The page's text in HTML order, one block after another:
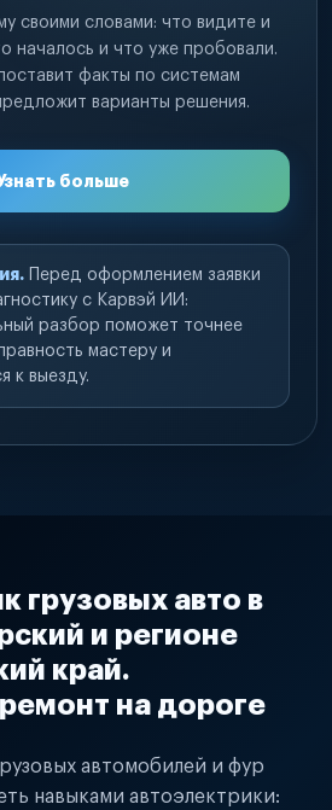
своими словами: что видите и
началось и что уже пробовали.
факты по системам
варианты решения.
больше
Перед оформлением заявки
с Карвэй ИИ:
разбор поможет точнее
мастеру и
к выезду.
грузовых авто в
и регионе
край.
на дороге
автомобилей и фур
навыками автоэлектрики: